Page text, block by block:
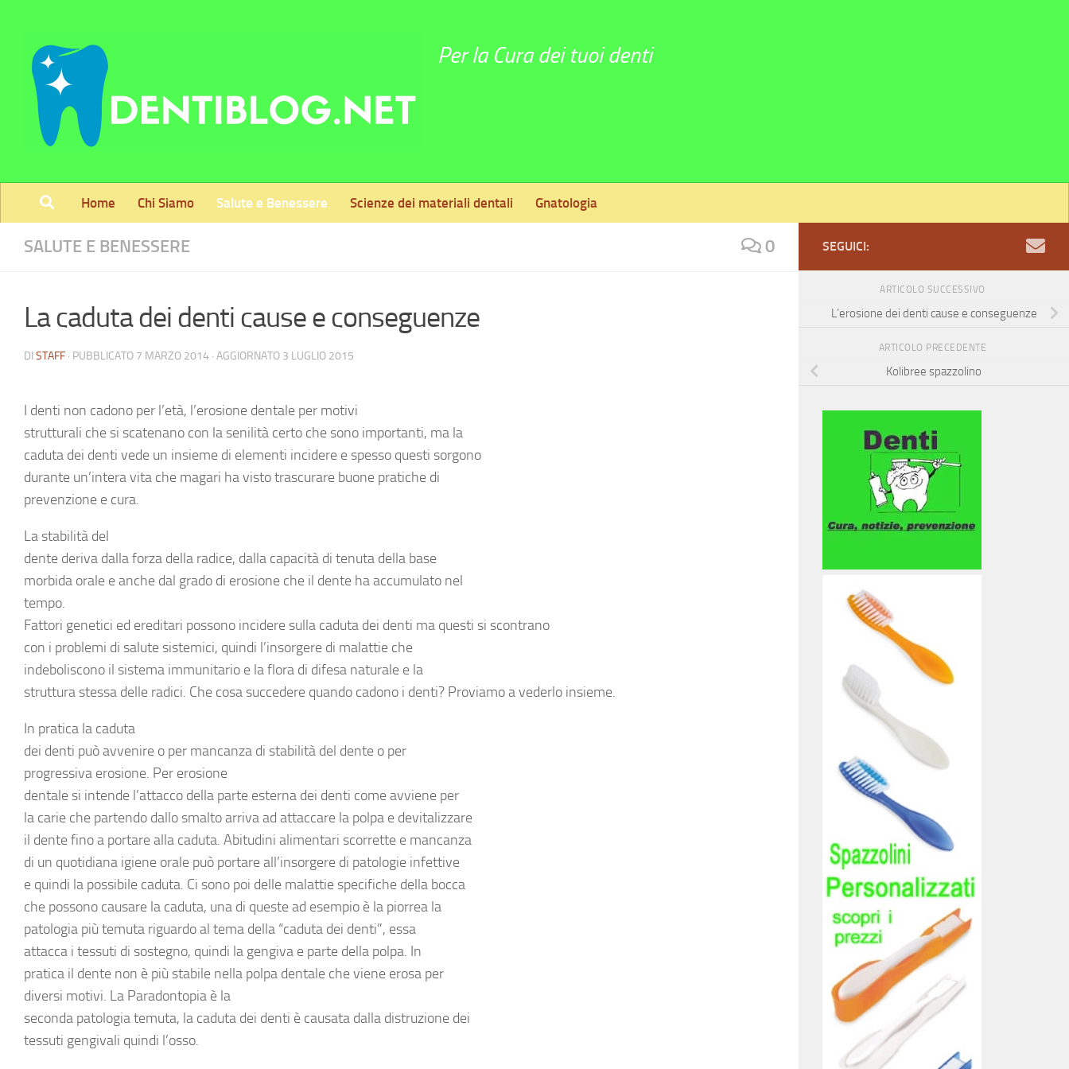
Per la Cura dei tuoi denti
Home Chi Siamo Salute e Benessere Scienze dei materiali dentali Gnatologia
SALUTE E BENESSERE 0
La caduta dei denti cause e conseguenze
DI STAFF · PUBBLICATO 7 MARZO 2014 · AGGIORNATO 3 LUGLIO 2015
I denti non cadono per l’età, l’erosione dentale per motivi
strutturali che si scatenano con la senilità certo che sono importanti, ma la
caduta dei denti vede un insieme di elementi incidere e spesso questi sorgono
durante un’intera vita che magari ha visto trascurare buone pratiche di
prevenzione e cura.
La stabilità del
dente deriva dalla forza della radice, dalla capacità di tenuta della base
morbida orale e anche dal grado di erosione che il dente ha accumulato nel
tempo.
Fattori genetici ed ereditari possono incidere sulla caduta dei denti ma questi si scontrano
con i problemi di salute sistemici, quindi l’insorgere di malattie che
indeboliscono il sistema immunitario e la flora di difesa naturale e la
struttura stessa delle radici. Che cosa succedere quando cadono i denti? Proviamo a vederlo insieme.
In pratica la caduta
dei denti può avvenire o per mancanza di stabilità del dente o per
progressiva erosione. Per erosione
dentale si intende l’attacco della parte esterna dei denti come avviene per
la carie che partendo dallo smalto arriva ad attaccare la polpa e devitalizzare
il dente fino a portare alla caduta. Abitudini alimentari scorrette e mancanza
di un quotidiana igiene orale può portare all’insorgere di patologie infettive
e quindi la possibile caduta. Ci sono poi delle malattie specifiche della bocca
che possono causare la caduta, una di queste ad esempio è la piorrea la
patologia più temuta riguardo al tema della “caduta dei denti”, essa
attacca i tessuti di sostegno, quindi la gengiva e parte della polpa. In
pratica il dente non è più stabile nella polpa dentale che viene erosa per
diversi motivi. La Paradontopia è la
seconda patologia temuta, la caduta dei denti è causata dalla distruzione dei
tessuti gengivali quindi l’osso.
SEGUICI:
ARTICOLO SUCCESSIVO
L’erosione dei denti cause e conseguenze
ARTICOLO PRECEDENTE
Kolibree spazzolino